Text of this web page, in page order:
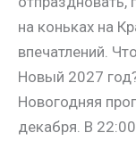
на коньках на
впечатлений.
Новый 2027
Новогодняя
декабря. В